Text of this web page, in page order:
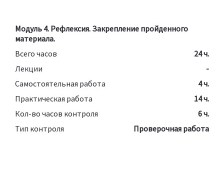
Модуль 4. Рефлексия. Закрепление пройденного
материала.
Всего часов
24 ч.
Лекции
-
Самостоятельная работа
4 ч.
Практическая работа
14 ч.
Кол-во часов контроля
6 ч.
Тип контроля
Проверочная работа